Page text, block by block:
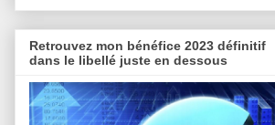
Retrouvez mon bénéfice 2023 définitif
dans le libellé juste en dessous